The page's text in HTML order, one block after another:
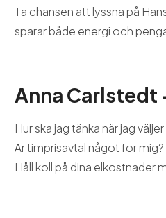
Ta chansen att lyssna på
sparar både energi och
Anna Carlstedt
Hur ska jag tänka när jag
Är timprisavtal något för mig?
Håll koll på dina elkostnader